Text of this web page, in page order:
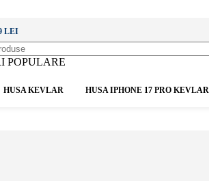
LEI
POPULARE
HUSA KEVLAR HUSA IPHONE 17 PRO KEVLAR